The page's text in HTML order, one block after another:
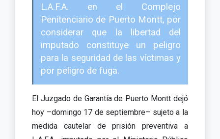
L.A.F.A. en el Complejo
Penitenciario de Puerto Montt, por
considerar que la libertad del
imputado constituye un peligro
para la seguridad de las víctimas y
por peligro de fuga.
El Juzgado de Garantía de Puerto Montt dejó
hoy –domingo 17 de septiembre– sujeto a la
medida cautelar de prisión preventiva a